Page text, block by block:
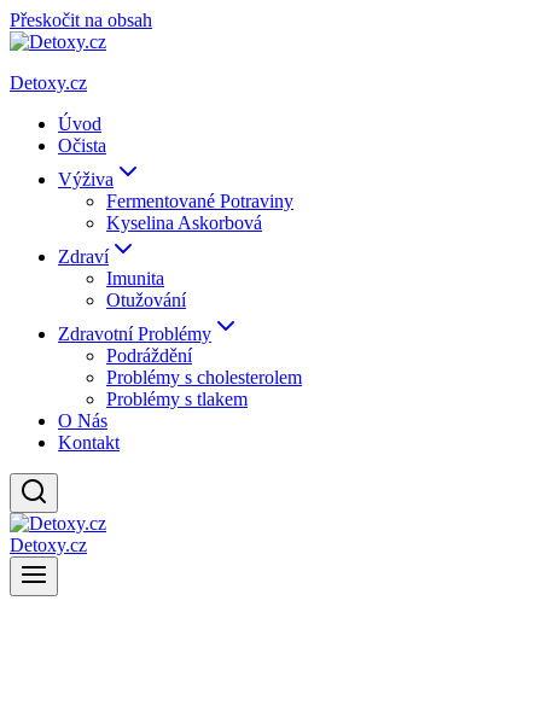
Přeskočit na obsah
Detoxy.cz
Úvod
Očista
Výživa
Fermentované Potraviny
Kyselina Askorbová
Zdraví
Imunita
Otužování
Zdravotní Problémy
Podráždění
Problémy s cholesterolem
Problémy s tlakem
O Nás
Kontakt
Detoxy.cz